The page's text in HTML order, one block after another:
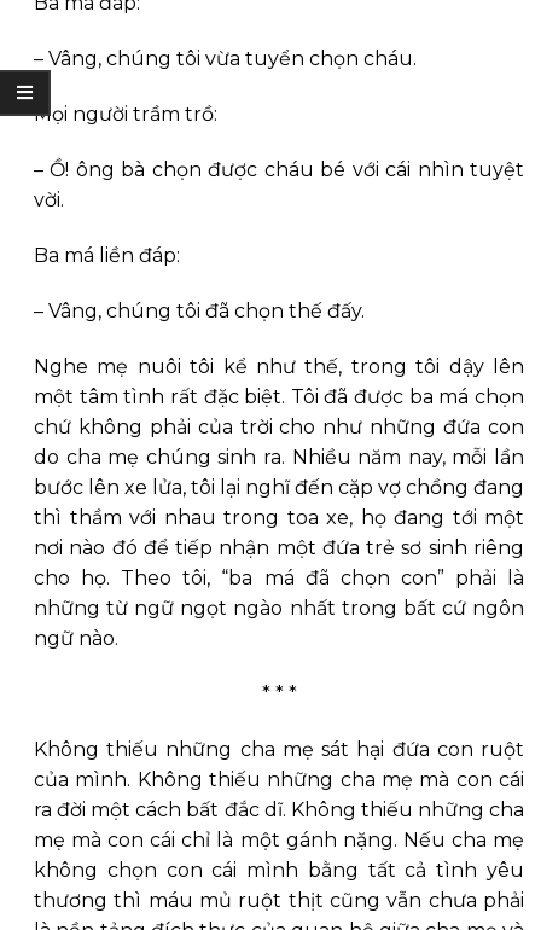
– Vâng, chúng tôi vừa tuyển chọn cháu.
Mọi người trầm trồ:
– Ồ! ông bà chọn được cháu bé với cái nhìn tuyệt
vời.
Ba má liền đáp:
– Vâng, chúng tôi đã chọn thế đấy.
Nghe mẹ nuôi tôi kể như thế, trong tôi dậy lên
một tâm tình rất đặc biệt. Tôi đã được ba má chọn
chứ không phải của trời cho như những đứa con
do cha mẹ chúng sinh ra. Nhiều năm nay, mỗi lần
bước lên xe lửa, tôi lại nghĩ đến cặp vợ chồng đang
thì thầm với nhau trong toa xe, họ đang tới một
nơi nào đó để tiếp nhận một đứa trẻ sơ sinh riêng
cho họ. Theo tôi, “ba má đã chọn con” phải là
những từ ngữ ngọt ngào nhất trong bất cứ ngôn
ngữ nào.
* * *
Không thiếu những cha mẹ sát hại đứa con ruột
của mình. Không thiếu những cha mẹ mà con cái
ra đời một cách bất đắc dĩ. Không thiếu những cha
mẹ mà con cái chỉ là một gánh nặng. Nếu cha mẹ
không chọn con cái mình bằng tất cả tình yêu
thương thì máu mủ ruột thịt cũng vẫn chưa phải